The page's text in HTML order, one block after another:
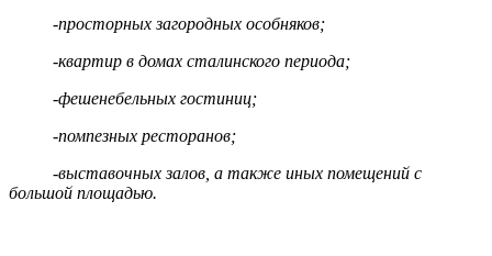
-просторных загородных особняков;
-квартир в домах сталинского периода;
-фешенебельных гостиниц;
-помпезных ресторанов;
-выставочных залов, а также иных помещений с
большой площадью.